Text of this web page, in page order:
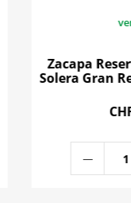
Zacapa
Solera Gran